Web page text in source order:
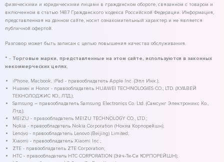
физическими и юридическими лицами в гражданском обороте, связанном с товаром и
включенном в статью 1487 Гражданского кодекса Российской Федерации. Информация,
представленная на данном сайте, носит ознакомительный характер и не является
публичной офертой.
Разговор может быть записан с целью повышения качества обслуживания.
* - Торговые марки, представленные на этом сайте, используются в законных
некоммерческих целях.
iPhone, Macbook, iPad - правообладатель Apple Inc. (Эпл Инк.);
Huawei и Honor - правообладатель HUAWEI TECHNOLOGIES CO., LTD. (ХУАВЕЙ
ТЕКНОЛОДЖИС КО., ЛТД.);
Samsung – правообладатель Samsung Electronics Co. Ltd. (Самсунг Электроникс Ко.,
Лтд.);
MEIZU - правообладатель MEIZU TECHNOLOGY CO., LTD.;
Nokia - правообладатель Nokia Corporation (Нокиа Корпорейшн);
Lenovo - правообладатель Lenovo (Beijing) Limited;
Xiaomi - правообладатель Xiaomi Inc.;
ZTE - правообладатель ZTE Corporation;
HTC - правообладатель HTC CORPORATION (Эйч-Ти-Си КОРПОРЕЙШН);